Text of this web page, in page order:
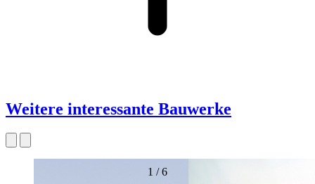
1 /6
Weitere interessante Bauwerke